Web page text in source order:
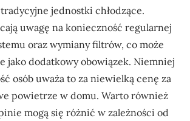
jednostki chłodzące.
uwagę na konieczność regularnej
oraz wymiany filtrów, co może
jako dodatkowy obowiązek. Niemniej
osób uważa to za niewielką cenę za
powietrze w domu. Warto również
mogą się różnić w zależności od